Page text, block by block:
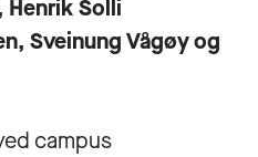
Solli
Sveinung Vågøy og
campus